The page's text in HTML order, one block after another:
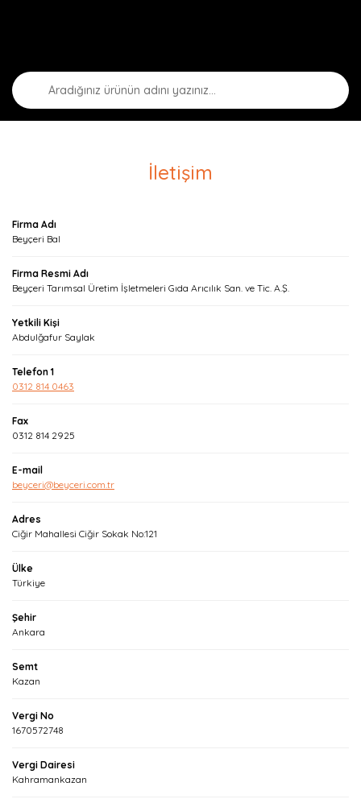
İletişim
Firma Adı
Beyçeri Bal
Firma Resmi Adı
Beyçeri Tarımsal Üretim İşletmeleri Gıda Arıcılık San. ve Tic. A.Ş.
Yetkili Kişi
Abdulğafur Saylak
Telefon 1
0312 814 0463
Fax
0312 814 2925
E-mail
beyceri@beyceri.com.tr
Adres
Ciğir Mahallesi Ciğir Sokak No:121
Ülke
Türkiye
Şehir
Ankara
Semt
Kazan
Vergi No
1670572748
Vergi Dairesi
Kahramankazan